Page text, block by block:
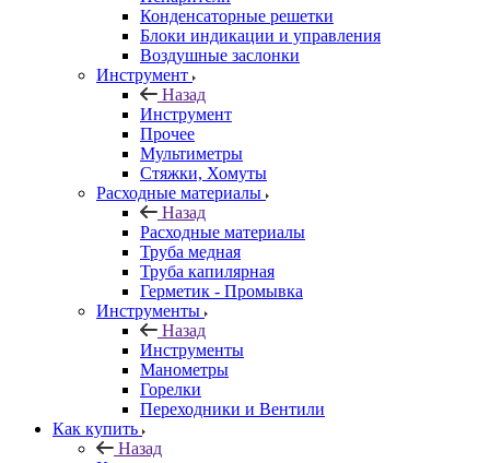
Конденсаторные решетки
Блоки индикации и управления
Воздушные заслонки
Инструмент
Назад
Инструмент
Прочее
Мультиметры
Стяжки, Хомуты
Расходные материалы
Назад
Расходные материалы
Труба медная
Труба капилярная
Герметик - Промывка
Инструменты
Назад
Инструменты
Манометры
Горелки
Переходники и Вентили
Как купить
Назад